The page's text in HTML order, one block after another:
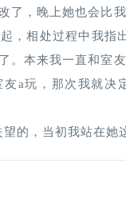
了，晚上她也会比
，相处过程中我
。本来我一直和室
a玩，那次我就
的，当初我站在她